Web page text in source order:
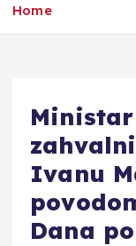
Home
Ivanu
Dana